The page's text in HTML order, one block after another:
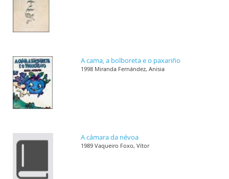
A cama, a bolboreta e o paxariño
1998 Miranda Fernández, Anisia
A cámara da névoa
1989 Vaqueiro Foxo, Vítor